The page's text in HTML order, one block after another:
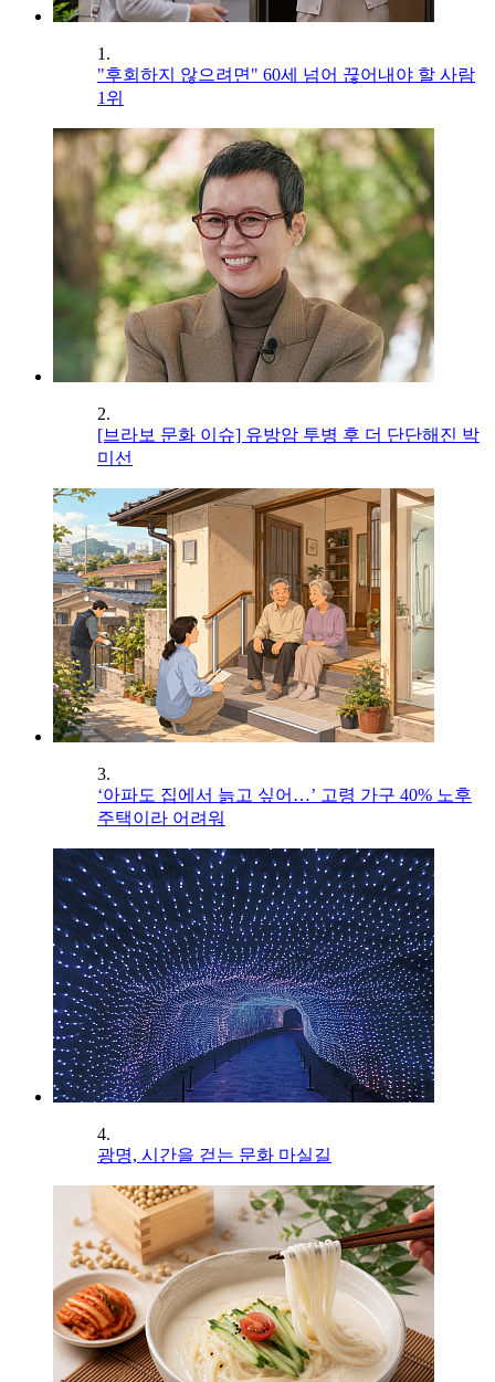
1.
"후회하지 않으려면" 60세 넘어 끊어내야 할 사람
1위
2.
[브라보 문화 이슈] 유방암 투병 후 더 단단해진 박
미선
3.
‘아파도 집에서 늙고 싶어…’ 고령 가구 40% 노후
주택이라 어려워
4.
광명, 시간을 걷는 문화 마실길